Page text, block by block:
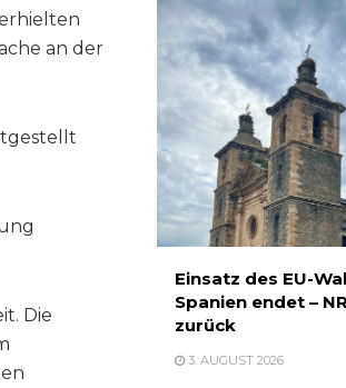
an der
Die
Einsatz des EU-
Spanien endet –
zurück
3. AUGUST 2026